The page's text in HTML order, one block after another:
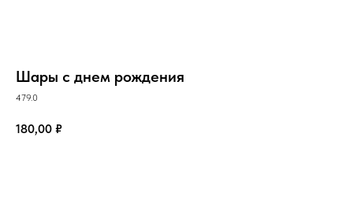
Шары с днем рождения
479.0
180,00 ₽